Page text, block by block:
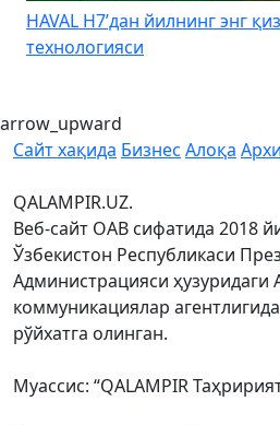
HAVAL H7’дан йилнинг энг
технологияси
arrow_upward
Сайт хақида Бизнес Алоқа
QALAMPIR.UZ.
Веб-сайт ОАВ сифатида 2018
Ўзбекистон Республикаси
Администрацияси
коммуникациялар
рўйхатга олинган.
Муассис: “QALAMPIR